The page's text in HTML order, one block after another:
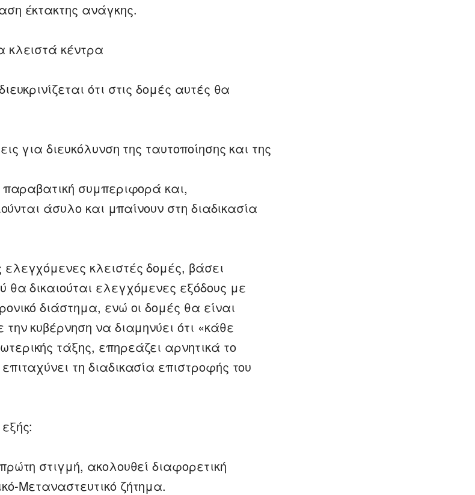
έκτακτης ανάγκης.
κλειστά κέντρα
ότι στις δομές αυτές θα
για διευκόλυνση της ταυτοποίησης και της
παραβατική συμπεριφορά και,
άσυλο και μπαίνουν στη διαδικασία
κλειστές δομές, βάσει
θα δικαιούται ελεγχόμενες εξόδους με
διάστημα, ενώ οι δομές θα είναι
κυβέρνηση να διαμηνύει ότι «κάθε
τάξης, επηρεάζει αρνητικά το
τη διαδικασία επιστροφής του
στιγμή, ακολουθεί διαφορετική
Μεταναστευτικό ζήτημα.